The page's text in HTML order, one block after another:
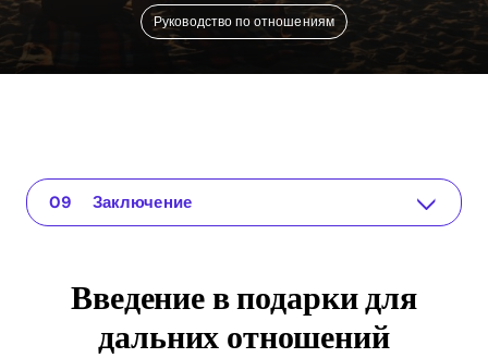
Руководство по отношениям
Введение в подарки для дальних отношений
The app for your relationship
Персонализированные подарки
Виртуальные опыты
Подарки для повседневной жизни
Креативные подарки DIY
Преимущества ROI от продуманных подарков
Часто задаваемые вопросы о подарках для дальних отношений
Заключение
Введение в подарки для
дальних отношений